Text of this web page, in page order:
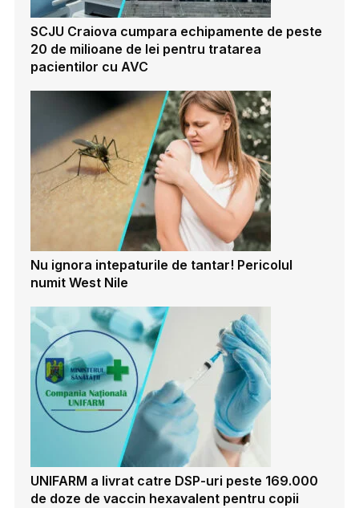
SCJU Craiova cumpara echipamente de peste
20 de milioane de lei pentru tratarea
pacientilor cu AVC
Nu ignora intepaturile de tantar! Pericolul
numit West Nile
UNIFARM a livrat catre DSP-uri peste 169.000
de doze de vaccin hexavalent pentru copii